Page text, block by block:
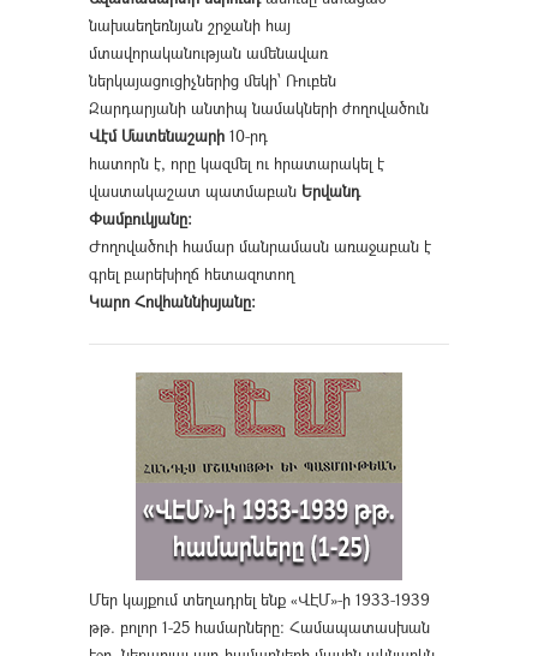
նախաեղեռնյան շրջանի հայ
մտավորականության ամենավառ
ներկայացուցիչներից մեկի՝ Ռուբեն
Զարդարյանի անտիպ նամակների ժողովածուն
Վէմ Մատենաշարի 10-րդ
հատորն է, որը կազմել ու հրատարակել է
վաստակաշատ պատմաբան Երվանդ
Փամբուկյանը։
Ժողովածուի համար մանրամասն առաջաբան է
գրել բարեխիղճ հետազոտող
Կարո Հովհաննիսյանը։
Մեր կայքում տեղադրել ենք «ՎԷՄ»-ի 1933-1939
թթ. բոլոր 1-25 համարները։ Համապատասխան